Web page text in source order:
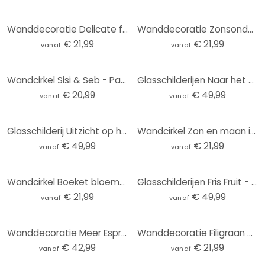
Wanddecoratie Delicate fonkeling van bloesems - Treechild - Alu-Dibond Rond
vanaf € 21,99
Wanddecoratie Zonsondergang over strand en zee - Sisi & Seb - Alu-Dibond Rond
vanaf € 21,99
Wandcirkel Sisi & Seb - Pampas
vanaf € 20,99
Glasschilderijen Naar het Strand - Rond
vanaf € 49,99
Glasschilderij Uitzicht op het meer - Keller
vanaf € 49,99
Wandcirkel Zon en maan in oranje - Kubistika
vanaf € 21,99
Wandcirkel Boeket bloemen met pioenen - UN Designs
vanaf € 21,99
Glasschilderijen Fris Fruit - rond
vanaf € 49,99
Wanddecoratie Meer Espresso minder Depresso - Fritsch - Alu-Dibond Rond
vanaf € 42,99
Wanddecoratie Filigraan bladeren beige - Aluminium dibond - Treechild - Rond
vanaf € 21,99